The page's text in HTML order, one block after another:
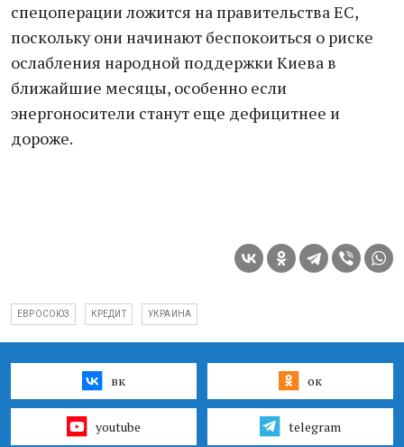
спецоперации ложится на правительства ЕС,
поскольку они начинают беспокоиться о риске
ослабления народной поддержки Киева в
ближайшие месяцы, особенно если
энергоносители станут еще дефицитнее и
дороже.
ЕВРОСОЮЗ КРЕДИТ УКРАИНА
вк ок
youtube telegram